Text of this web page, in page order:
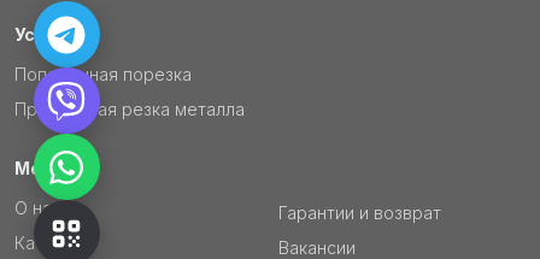
Услуги
Поперечная порезка
Продольная резка металла
Меню
О нас
Каталог
Гарантии и возврат
Вакансии